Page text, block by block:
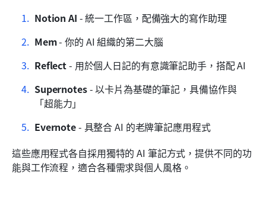
Notion AI - 統一工作區，配備強大的寫作助理
Mem - 你的 AI 組織的第二大腦
Reflect - 用於個人日記的有意識筆記助手，搭配 AI
Supernotes - 以卡片為基礎的筆記，具備協作與
「超能力」
Evernote - 具整合 AI 的老牌筆記應用程式
這些應用程式各自採用獨特的 AI 筆記方式，提供不同的功
能與工作流程，適合各種需求與個人風格。